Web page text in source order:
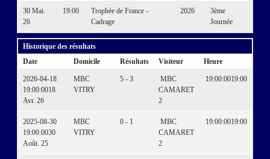
30 Mai.
26
19:00
Trophée de France -
Cadrage
2026
3ème
Journée
Historique des résultats
Date
Domicile Résultats Visiteur Heure
2026-04-18
19:00:0018
Avr. 26
MBC
VITRY
5 - 3
MBC
CAMARET
2
19:00:0019:00
2025-08-30
19:00:0030
Août. 25
MBC
VITRY
0 - 1
MBC
CAMARET
2
19:00:0019:00